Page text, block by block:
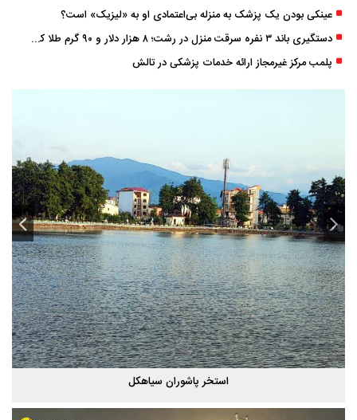
عینکی‌ بودن یک پزشک به منزله بی‌اعتمادی او به «لیزیک» است؟
دستگیری باند ۳ نفره سرقت منزل در رشت؛ ۸ هزار دلار و ۹۰ گرم طلا کشف شد
پلمب مرکز غیرمجاز ارائه خدمات پزشکی در تالش
استخر پاشوران سیاهکل